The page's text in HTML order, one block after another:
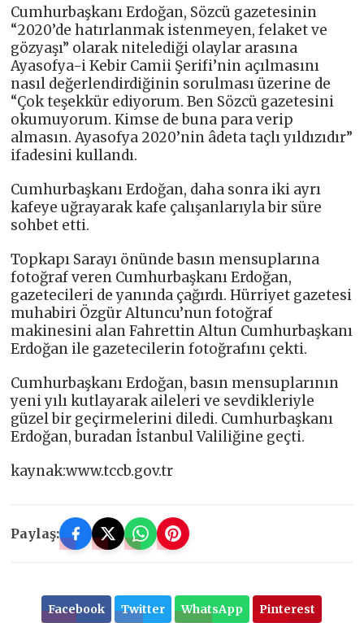
Cumhurbaşkanı Erdoğan, Sözcü gazetesinin
“2020’de hatırlanmak istenmeyen, felaket ve
gözyaşı” olarak nitelediği olaylar arasına
Ayasofya-i Kebir Camii Şerifi’nin açılmasını
nasıl değerlendirdiğinin sorulması üzerine de
“Çok teşekkür ediyorum. Ben Sözcü gazetesini
okumuyorum. Kimse de buna para verip
almasın. Ayasofya 2020’nin âdeta taçlı yıldızıdır”
ifadesini kullandı.
Cumhurbaşkanı Erdoğan, daha sonra iki ayrı
kafeye uğrayarak kafe çalışanlarıyla bir süre
sohbet etti.
Topkapı Sarayı önünde basın mensuplarına
fotoğraf veren Cumhurbaşkanı Erdoğan,
gazetecileri de yanında çağırdı. Hürriyet gazetesi
muhabiri Özgür Altuncu’nun fotoğraf
makinesini alan Fahrettin Altun Cumhurbaşkanı
Erdoğan ile gazetecilerin fotoğrafını çekti.
Cumhurbaşkanı Erdoğan, basın mensuplarının
yeni yılı kutlayarak aileleri ve sevdikleriyle
güzel bir geçirmelerini diledi. Cumhurbaşkanı
Erdoğan, buradan İstanbul Valiliğine geçti.
kaynak:www.tccb.gov.tr
Paylaş:
Facebook Twitter WhatsApp Pinterest